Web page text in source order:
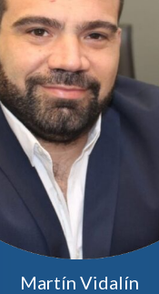
Martín Vidalín